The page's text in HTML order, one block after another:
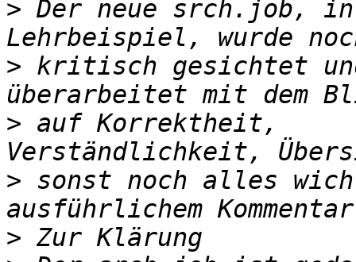
> Der neue srch.job,
> kritisch gesichtet
> auf Korrektheit,
> sonst noch alles
>